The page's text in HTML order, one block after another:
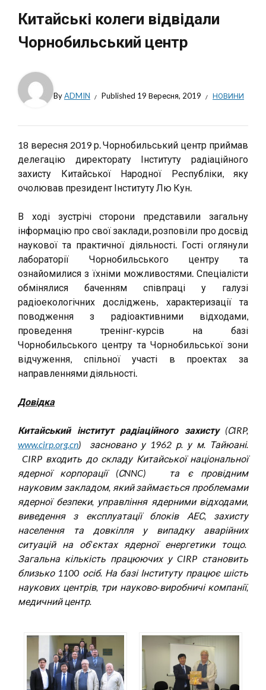
Китайські колеги відвідали
Чорнобильський центр
ByADMIN Published 19 Вересня, 2019 НОВИНИ
18 вересня 2019 р. Чорнобильський центр приймав
делегацію директорату Інституту радіаційного
захисту Китайської Народної Республіки, яку
очолював президент Інституту Лю Кун.
В ході зустрічі сторони представили загальну
інформацію про свої заклади, розповіли про досвід
наукової та практичної діяльності. Гості оглянули
лабораторії Чорнобильського центру та
ознайомилися з їхніми можливостями. Спеціалісти
обмінялися баченням співпраці у галузі
радіоекологічних досліджень, характеризації та
поводження з радіоактивними відходами,
проведення тренінг-курсів на базі
Чорнобильського центру та Чорнобильської зони
відчуження, спільної участі в проектах за
направленнями діяльності.
Довідка
Китайський інститут радіаційного захисту(СIRP,
www.cirp.org.cn) засновано у 1962 р. у м. Тайюані.
CIRP входить до складу Китайської національної
ядерної корпорації (СNNC) та є провідним
науковим закладом, який займається проблемами
ядерної безпеки, управління ядерними відходами,
виведення з експлуатації блоків АЕС, захисту
населення та довкілля у випадку аварійних
ситуацій на об’єктах ядерної енергетики тощо.
Загальна кількість працюючих у CIRP становить
близько 1100 осіб. На базі Інституту працює шість
наукових центрів, три науково-виробничі компанії,
медичний центр.